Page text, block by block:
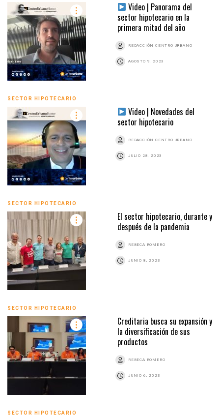
Video | Panorama del
sector hipotecario en la
primera mitad del año
REDACCIÓN CENTRO URBANO
AGOSTO 9, 2023
SECTOR HIPOTECARIO
Video | Novedades del
sector hipotecario
REDACCIÓN CENTRO URBANO
JULIO 28, 2023
SECTOR HIPOTECARIO
El sector hipotecario, durante y
después de la pandemia
REBECA ROMERO
JUNIO 8, 2023
SECTOR HIPOTECARIO
Creditaria busca su expansión y
la diversificación de sus
productos
REBECA ROMERO
JUNIO 6, 2023
SECTOR HIPOTECARIO